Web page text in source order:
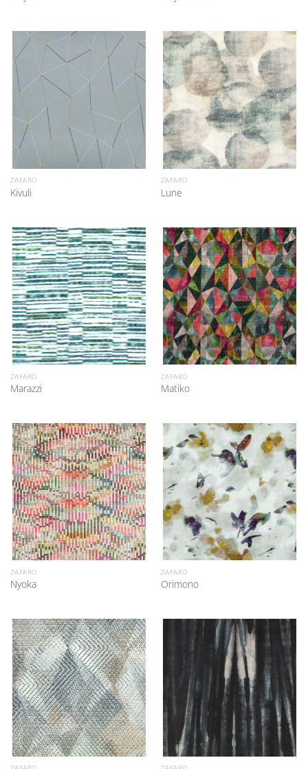
ZAFARO
Kivuli
ZAFARO
Lune
ZAFARO
Marazzi
ZAFARO
Matiko
ZAFARO
Nyoka
ZAFARO
Orimono